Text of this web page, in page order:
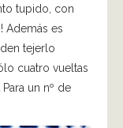
tupido, con
Además es
tejerlo
cuatro vueltas
un nº de